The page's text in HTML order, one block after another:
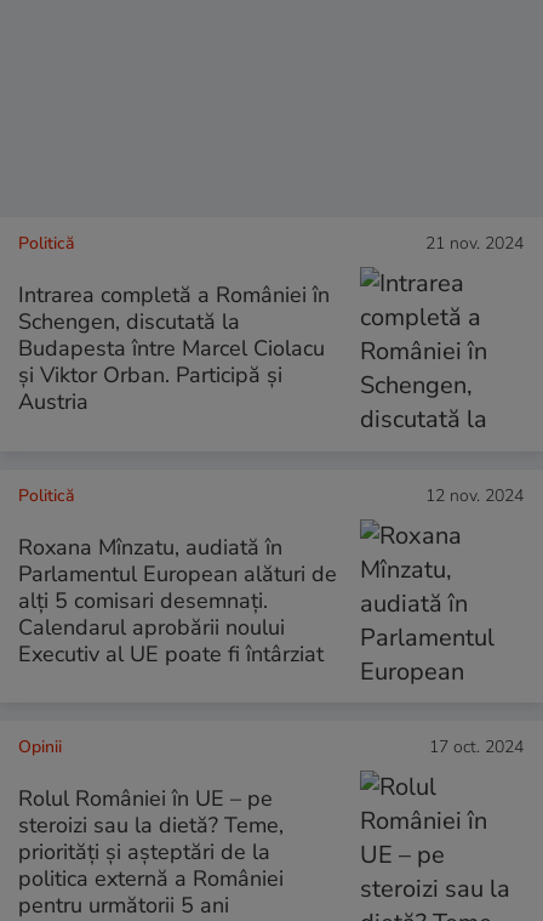
Politică 21 nov. 2024
Intrarea completă a României în
Schengen, discutată la
Budapesta între Marcel Ciolacu
și Viktor Orban. Participă și
Austria
Politică 12 nov. 2024
Roxana Mînzatu, audiată în
Parlamentul European alături de
alți 5 comisari desemnaţi.
Calendarul aprobării noului
Executiv al UE poate fi întârziat
Opinii 17 oct. 2024
Rolul României în UE – pe
steroizi sau la dietă? Teme,
priorități și așteptări de la
politica externă a României
pentru următorii 5 ani